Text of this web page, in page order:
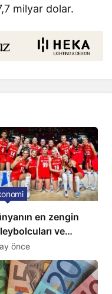
milyar dolar.
en zengin
ve
açıklandı:
2 Türk yıldız
önce